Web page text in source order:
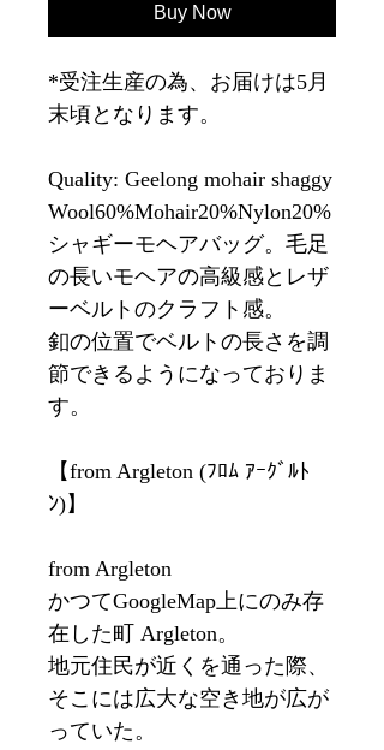
Buy Now
*受注生産の為、お届けは5月
末頃となります。
Quality: Geelong mohair shaggy
Wool60%Mohair20%Nylon20%
シャギーモヘアバッグ。毛足
の長いモヘアの高級感とレザ
ーベルトのクラフト感。
釦の位置でベルトの長さを調
節できるようになっておりま
す。
【from Argleton (ﾌﾛﾑ ｱｰｸﾞﾙﾄ
ﾝ)】
from Argleton
かつてGoogleMap上にのみ存
在した町 Argleton。
地元住民が近くを通った際、
そこには広大な空き地が広が
っていた。